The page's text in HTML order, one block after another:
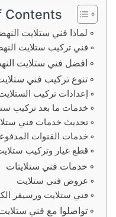
Contents
لماذا فني ستلايت
فني تركيب ستلايت
افضل فني ستلايت
تنوع تركيب فني
إعدادات تركيب
خدمات ما بعد تركيب
تحديث خدمات فني
خدمات القنوات
قطع غيار وتركيب
خدمات فني ستلايتات
عروض فني ستلايت
فني ستلايت ورسيفر
تواصلوا مع فني